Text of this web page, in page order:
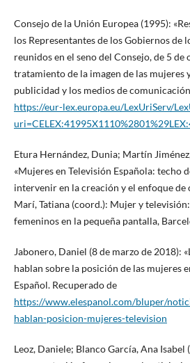
Consejo de la Unión Europea (1995):
los Representantes de los Gobiernos de
reunidos en el seno del Consejo, de 5
tratamiento de la imagen de las mujeres
publicidad y los medios de
https://eur-lex.europa.eu/LexUriServ/
Etura Hernández, Dunia; Martín
«Mujeres en Televisión Española: techo
intervenir en la creación y el enfoque de
Marí, Tatiana (coord.): Mujer y
femeninos en la pequeña pantalla,
Jabonero, Daniel (8 de marzo de 2018):
hablan sobre la posición de las mujeres
Español. Recuperado de
https://www.elespanol.com/bluper/
hablan-posicion-mujeres-television
Leoz, Daniele; Blanco García, Ana Isabel